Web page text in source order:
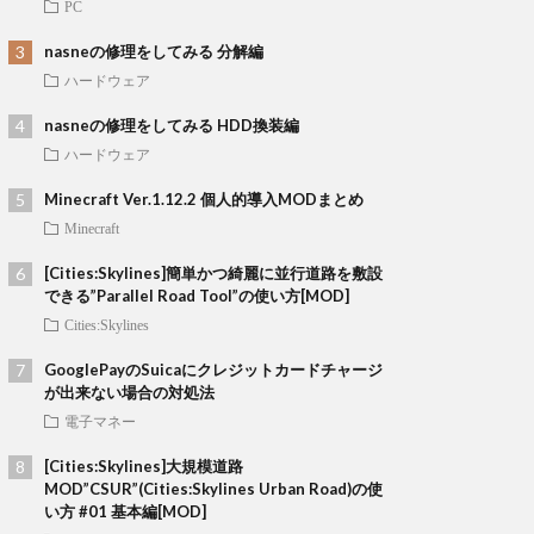
PC
nasneの修理をしてみる 分解編
ハードウェア
nasneの修理をしてみる HDD換装編
ハードウェア
Minecraft Ver.1.12.2 個人的導入MODまとめ
Minecraft
[Cities:Skylines]簡単かつ綺麗に並行道路を敷設
できる”Parallel Road Tool”の使い方[MOD]
Cities:Skylines
GooglePayのSuicaにクレジットカードチャージ
が出来ない場合の対処法
電子マネー
[Cities:Skylines]大規模道路
MOD”CSUR”(Cities:Skylines Urban Road)の使
い方 #01 基本編[MOD]